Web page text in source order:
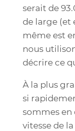
serait de
de large (et
même est
nous
décrire ce
À la plus
si
sommes en
vitesse de